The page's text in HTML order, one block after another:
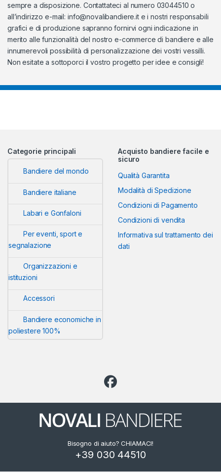
sempre a disposizione. Contattateci al numero 03044510 o
all’indirizzo e-mail: info@novalibandiere.ite i nostri responsabili
grafici e di produzione sapranno fornirvi ogni indicazione in
merito alle funzionalità del nostro e-commerce di bandiere e alle
innumerevoli possibilità di personalizzazione dei vostri vessilli.
Non esitate a sottoporci il vostro progetto per idee e consigli!
Categorie principali
Bandiere del mondo
Bandiere italiane
Labari e Gonfaloni
Per eventi, sport e
segnalazione
Organizzazioni e
istituzioni
Accessori
Bandiere economiche in
poliestere 100%
Acquisto bandiere facile e
sicuro
Qualità Garantita
Modalità di Spedizione
Condizioni di Pagamento
Condizioni di vendita
Informativa sul trattamento dei
dati
Bisogno di aiuto? CHIAMACI!
+39 030 44510